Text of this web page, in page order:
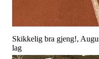
Skikkelig bra gjeng!,
lag